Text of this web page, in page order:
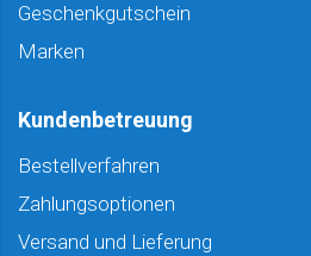
Geschenkgutschein
Marken
Kundenbetreuung
Bestellverfahren
Zahlungsoptionen
Versand und Lieferung